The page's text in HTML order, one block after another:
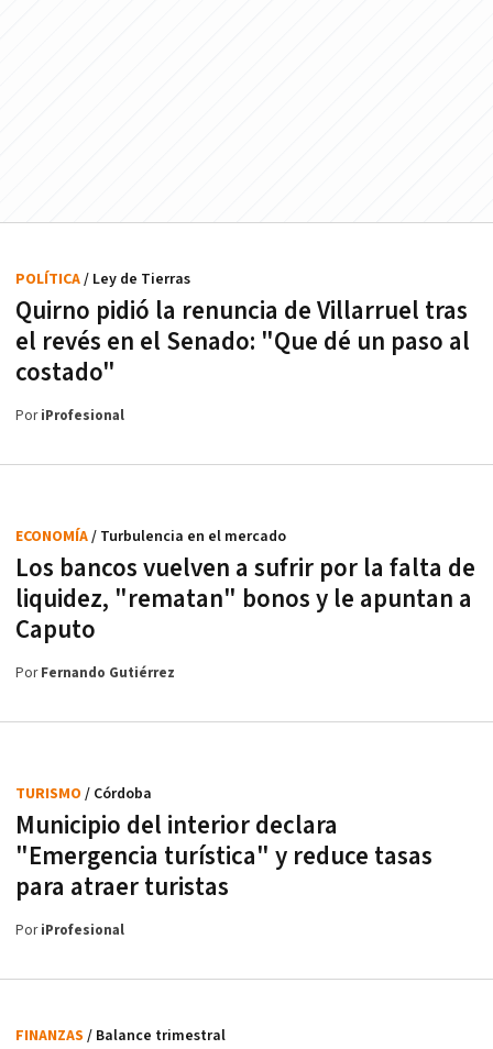
Quirno pidió la renuncia de Villarruel tras
el revés en el Senado: "Que dé un paso al
costado"
POLÍTICA/ Ley de Tierras
PoriProfesional
Los bancos vuelven a sufrir por la falta de
liquidez, "rematan" bonos y le apuntan a
Caputo
ECONOMÍA/ Turbulencia en el mercado
PorFernando Gutiérrez
Municipio del interior declara
"Emergencia turística" y reduce tasas
para atraer turistas
TURISMO / Córdoba
PoriProfesional
FINANZAS / Balance trimestral